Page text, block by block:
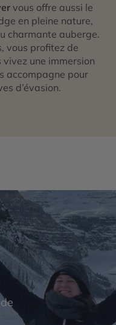
vous offre aussi le
en pleine nature,
charmante auberge.
vous profitez de
une immersion
accompagne pour
d’évasion.